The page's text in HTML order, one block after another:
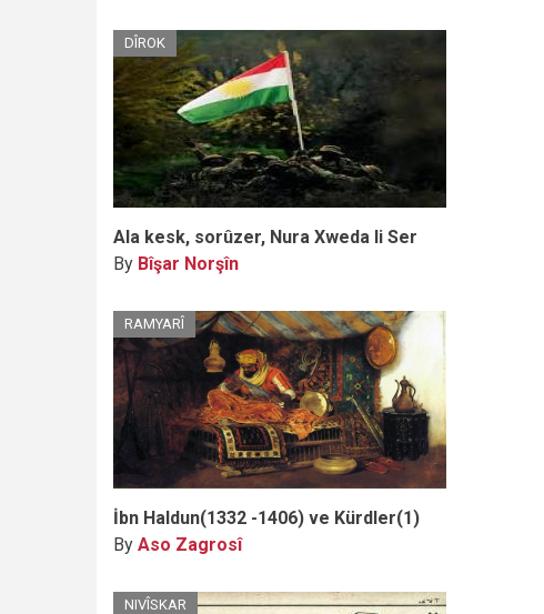
DÎROK
Ala kesk, sorûzer, Nura Xweda li Ser
By Bîşar Norşîn
RAMYARÎ
İbn Haldun(1332 -1406) ve Kürdler(1)
By Aso Zagrosî
NIVÎSKAR